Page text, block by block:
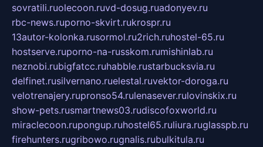
sovratili.ruolecoon.ruvd-dosug.ruadonyev.ru
rbc-news.ruporno-skvirt.rukrospr.ru
13autor-kolonka.rusormol.ru2rich.ruhostel-65.ru
hostserve.ruporno-na-russkom.rumishinlab.ru
neznobi.rubigfatcc.ruhabble.rustarbucksvia.ru
delfinet.rusilvernano.ruelestal.ruvektor-doroga.ru
velotrenajery.rupronso54.rulenasever.rulovinskix.ru
show-pets.rusmartnews03.rudiscofoxworld.ru
miraclecoon.rupongup.ruhostel65.ruliura.ruglasspb.ru
firehunters.rugribowo.rugnalis.rubulkitula.ru